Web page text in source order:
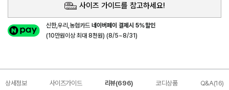
사이즈 가이드를 참고하세요!
신한,우리,농협카드네이버페이 결제시 5%할인
(10만원이상 최대 8천원) (8/5~8/31)
상세정보 사이즈가이드 리뷰(696) 코디상품 Q&A(16)